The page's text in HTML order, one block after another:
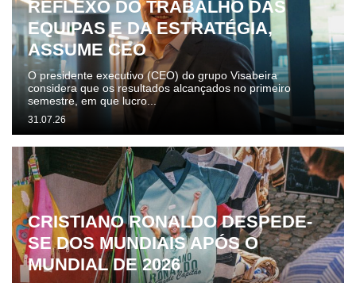
REFLEXO DO TRABALHO DAS
EQUIPAS E DA ESTRATÉGIA,
ASSUME CEO
31.07.26
O presidente executivo (CEO) do grupo Visabeira
considera que os resultados alcançados no primeiro
semestre, em que lucro...
CRISTIANO RONALDO DESPEDE-
SE DOS MUNDIAIS APÓS O
MUNDIAL DE 2026